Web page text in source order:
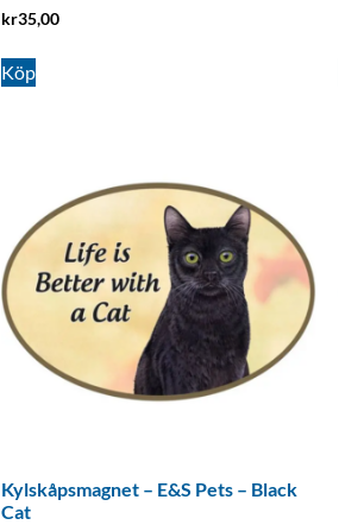
kr35,00
Köp
Kylskåpsmagnet – E&S Pets – Black
Cat